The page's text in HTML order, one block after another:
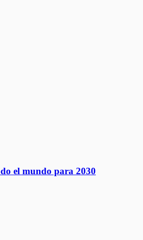
el mundo para 2030